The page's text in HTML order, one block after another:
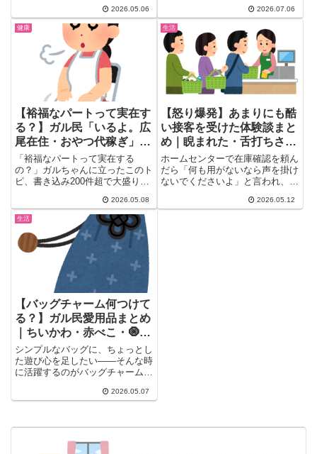
2026.05.06
論のリアルな声25選。導入で迷
っている方は必見です。
2026.07.06
健康
【裕福なパートって実在す
る？】ガル民「いるよ。広
尾在住・おやつ代稼ぎ」｜
大谷ママ論争まで盛り上が
った会議室の本音
「裕福なパートって実在する
の？」ガルちゃんに立ったこのト
ピ、書き込み200件超で大盛り上
2026.05.08
生活
【怒り爆発】あまりにも酷
い接客を受けた体験談まと
め｜睨まれた・舌打ちされ
た・在庫ウソをつかれた
ホームセンターで在庫確認を頼ん
だら「何も用がないなら声を掛け
ないでくださいよ」と言われ、大
2026.05.12
生活
【バッグチャーム何つけて
る？】ガル民愛用品まとめ
｜ちいかわ・赤べこ・🧿悪
霊退散・LEDチカチカ派ま
で
シンプルなバッグに、ちょっとし
た遊び心を足したい——そんな時
に活躍するのがバッグチャーム(*
2026.05.07